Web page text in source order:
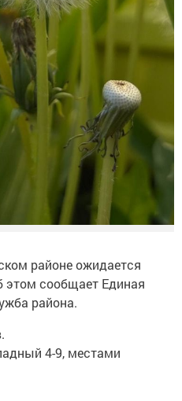
районе ожидается
этом сообщает Единая
района.
4-9, местами